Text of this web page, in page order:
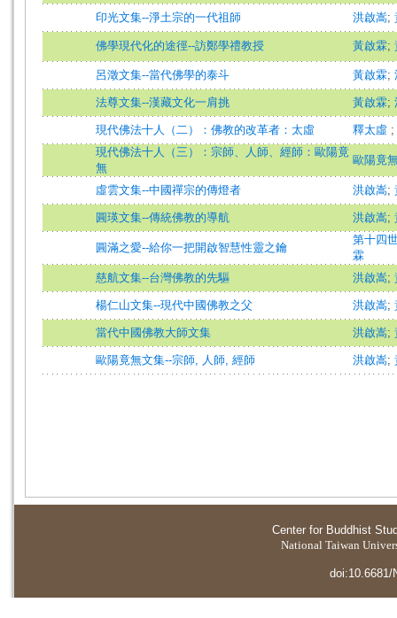
印光文集--淨土宗的一代祖師 洪啟嵩;
佛學現代化的途徑--訪鄭學禮教授 黃啟霖;
呂澂文集--當代佛學的泰斗 黃啟霖;
法尊文集--漢藏文化一肩挑 黃啟霖;
現代佛法十人（二）：佛教的改革者：太虛 釋太虛 ;
現代佛法十人（三）：宗師、人師、經師：歐陽竟
無
歐陽竟
虛雲文集--中國禪宗的傳燈者 洪啟嵩;
圓瑛文集--傳統佛教的導航 洪啟嵩;
圓滿之愛--給你一把開啟智慧性靈之鑰
第十四
霖
慈航文集--台灣佛教的先驅
洪啟嵩;
楊仁山文集--現代中國佛教之父 洪啟嵩;
當代中國佛教大師文集 洪啟嵩;
歐陽竟無文集--宗師, 人師, 經師 洪啟嵩;
Center for Buddhist
National Taiwan
doi:10.6681/